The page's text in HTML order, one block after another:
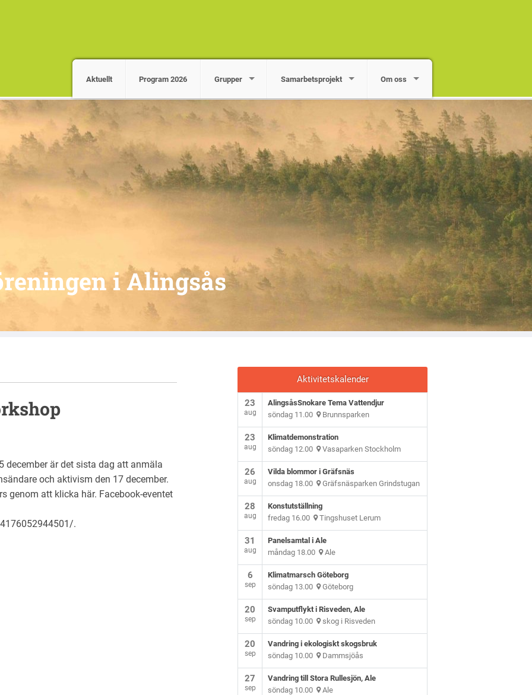
Aktuellt Program 2026 Grupper Samarbetsprojekt Om oss
i Alingsås
är det sista dag att anmäla
och aktivism den 17 december.
genom att klicka här. Facebook-eventet
.
Aktivitetskalender
23
aug
AlingsåsSnokare Tema Vattendjur
söndag 11.00 Brunnsparken
23
aug
Klimatdemonstration
söndag 12.00 Vasaparken Stockholm
26
aug
Vilda blommor i Gräfsnäs
onsdag 18.00 Gräfsnäsparken Grindstugan
28
aug
Konstutställning
fredag 16.00 Tingshuset Lerum
31
aug
Panelsamtal i Ale
måndag 18.00 Ale
6
sep
Klimatmarsch Göteborg
söndag 13.00 Göteborg
20
sep
Svamputflykt i Risveden, Ale
söndag 10.00 skog i Risveden
20
sep
Vandring i ekologiskt skogsbruk
söndag 10.00 Dammsjöås
27
sep
Vandring till Stora Rullesjön, Ale
söndag 10.00 Ale